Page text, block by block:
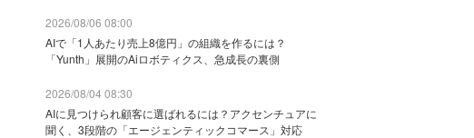
2026/08/06 08:00
AIで「1人あたり売上8億円」の組織を作るには？
「Yunth」展開のAiロボティクス、急成長の裏側
2026/08/04 08:30
AIに見つけられ顧客に選ばれるには？アクセンチュアに
聞く、3段階の「エージェンティックコマース」対応